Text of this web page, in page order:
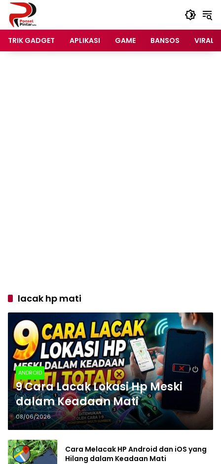
Langsung
konten
TRIK GADGET
APLIKASI GAME BANSOS VIRAL
lacak hp mati
ANDROID
9 Cara Lacak Lokasi Hp Meski
dalam Keadaan Mati
08/06/2026
Cara Melacak HP Android dan iOS yang
Hilang dalam Keadaan Mati